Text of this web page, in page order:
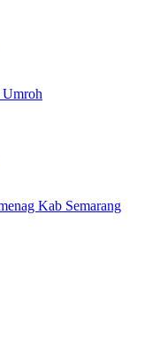
Umroh
Kab Semarang